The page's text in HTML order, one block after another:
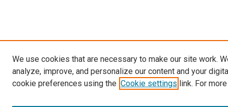
We use cookies that are necessary to make our site work.
analyze, improve, and personalize our content and your
cookie preferences using the Cookie settings link. For